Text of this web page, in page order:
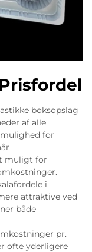
boksopslag
af alle
for
muligt for
i
attraktive ved
både
pr.
ofte yderligere